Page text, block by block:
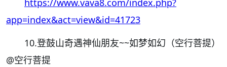
https://www.vava8.com/index.php?
app=index&act=view&id=41723
10.登鼓山奇遇神仙朋友~~如梦如幻（空行菩提）
@空行菩提